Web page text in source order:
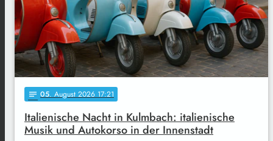
notes 05. August 2026 17:21
Italienische Nacht in Kulmbach: italienische
Musik und Autokorso in der Innenstadt